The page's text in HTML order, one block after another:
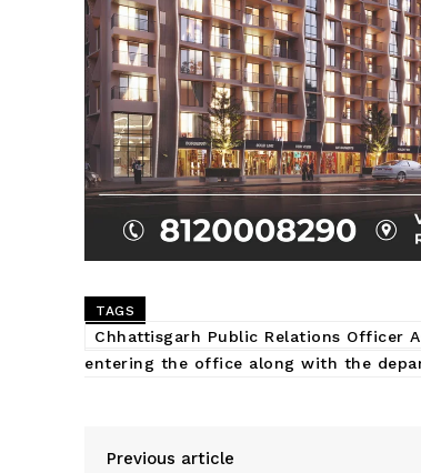
TAGS
Chhattisgarh Public Relations Officer
entering the office along with the
Previous article